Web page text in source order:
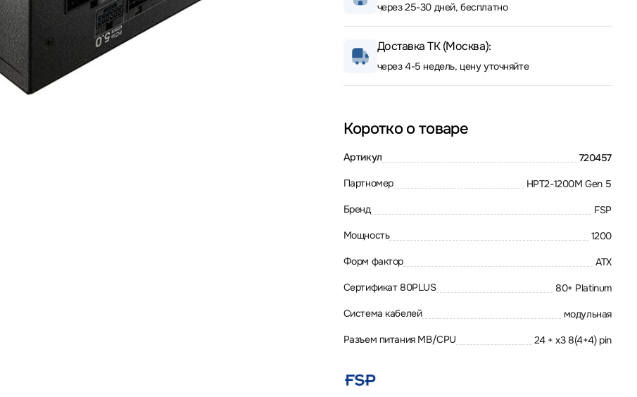
через 25-30 дней, бесплатно
Доставка ТК (Москва):
через 4-5 недель, цену уточняйте
Коротко о товаре
Артикул 720457
Партномер HPT2-1200M Gen 5
Бренд FSP
Мощность 1200
Форм фактор ATX
Сертификат 80PLUS 80+ Platinum
Система кабелей модульная
Разъем питания MB/CPU 24 + х3 8(4+4) pin